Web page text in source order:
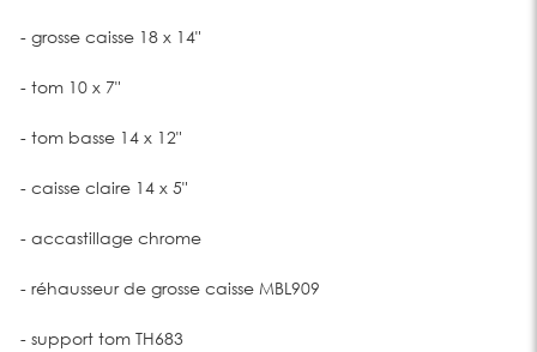
- grosse caisse 18 x 14"
- tom 10 x 7"
- tom basse 14 x 12"
- caisse claire 14 x 5"
- accastillage chrome
- réhausseur de grosse caisse MBL909
- support tom TH683